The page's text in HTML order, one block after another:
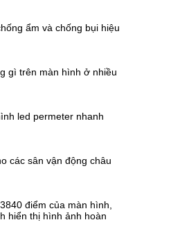
ẩm và chống bụi hiệu
gì trên màn hình ở nhiều
led permeter nhanh
các sân vận động châu
điểm của màn hình,
hiển thị hình ảnh hoàn